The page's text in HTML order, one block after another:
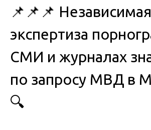
📌📌📌 Независимая
экспертиза
СМИ и журналах
по запросу МВД в
🔍